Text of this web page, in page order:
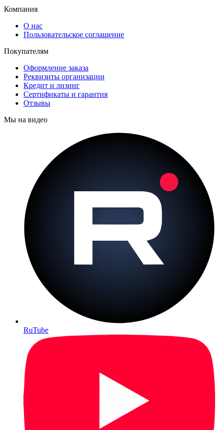
Компания
О нас
Пользовательское соглашение
Покупателям
Оформление заказа
Реквизиты организации
Кредит и лизинг
Сертификаты и гарантия
Отзывы
Мы на видео
RuTube